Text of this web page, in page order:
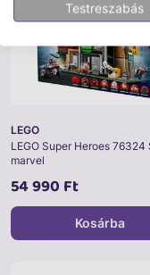
LEGO
LEGO Super Heroes 76324
marvel
54 990 Ft
Kosárba
Testreszabás